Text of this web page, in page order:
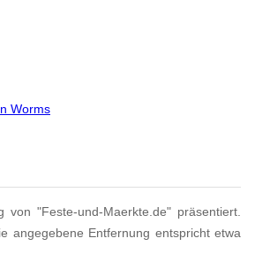
Worms
"Feste-und-Maerkte.de" präsentiert.
angegebene Entfernung entspricht etwa